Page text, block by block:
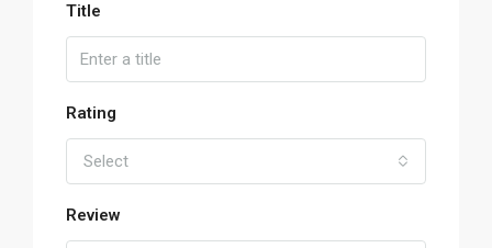
Title
Rating
Select
Review